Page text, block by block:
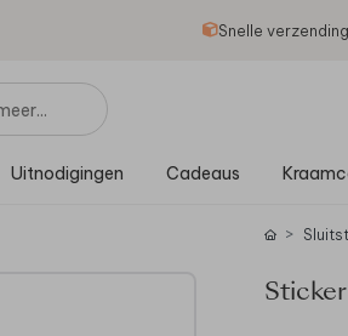
Snelle
Uitnodigingen Cadeaus